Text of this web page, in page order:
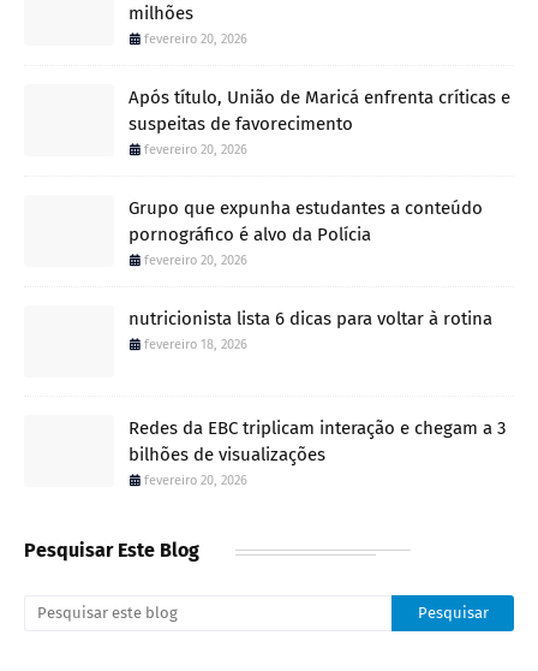
milhões
fevereiro 20, 2026
Após título, União de Maricá enfrenta críticas e
suspeitas de favorecimento
fevereiro 20, 2026
Grupo que expunha estudantes a conteúdo
pornográfico é alvo da Polícia
fevereiro 20, 2026
nutricionista lista 6 dicas para voltar à rotina
fevereiro 18, 2026
Redes da EBC triplicam interação e chegam a 3
bilhões de visualizações
fevereiro 20, 2026
Pesquisar Este Blog